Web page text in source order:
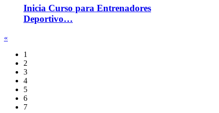
Inicia Curso para Entrenadores
Deportivo…
«
1
2
3
4
5
6
7